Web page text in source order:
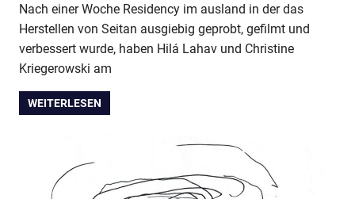
Nach einer Woche Residency im ausland in der das
Herstellen von Seitan ausgiebig geprobt, gefilmt und
verbessert wurde, haben Hilá Lahav und Christine
Kriegerowski am
WEITERLESEN